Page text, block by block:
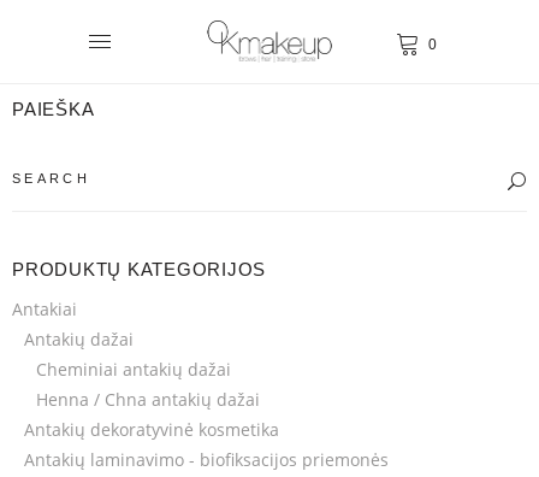
0
PAIEŠKA
PRODUKTŲ KATEGORIJOS
Antakiai
Antakių dažai
Cheminiai antakių dažai
Henna / Chna antakių dažai
Antakių dekoratyvinė kosmetika
Antakių laminavimo - biofiksacijos priemonės